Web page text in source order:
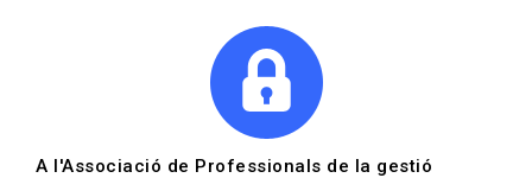
A l'Associació de Professionals de la gestió